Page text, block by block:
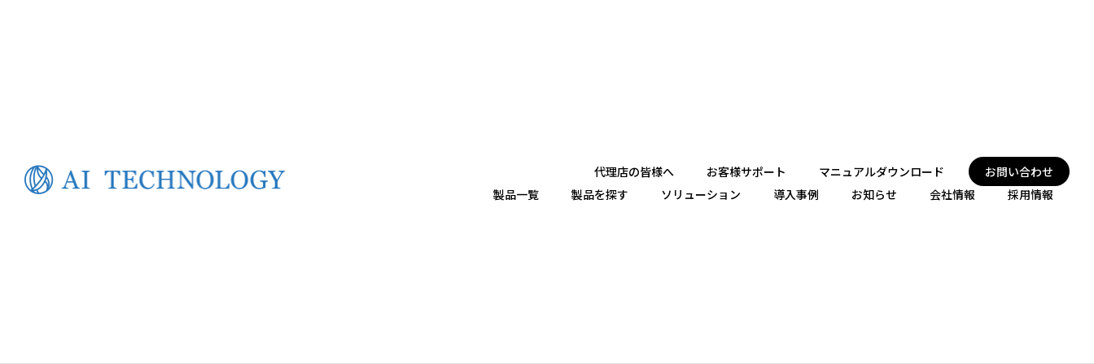
代理店の皆様へ お客様サポート マニュアルダウンロード
お問い合わせ
製品一覧
製品を探す ソリューション 導入事例 お知らせ 会社情報 採用情報